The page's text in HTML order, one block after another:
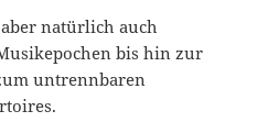
natürlich auch
bis hin zur
untrennbaren